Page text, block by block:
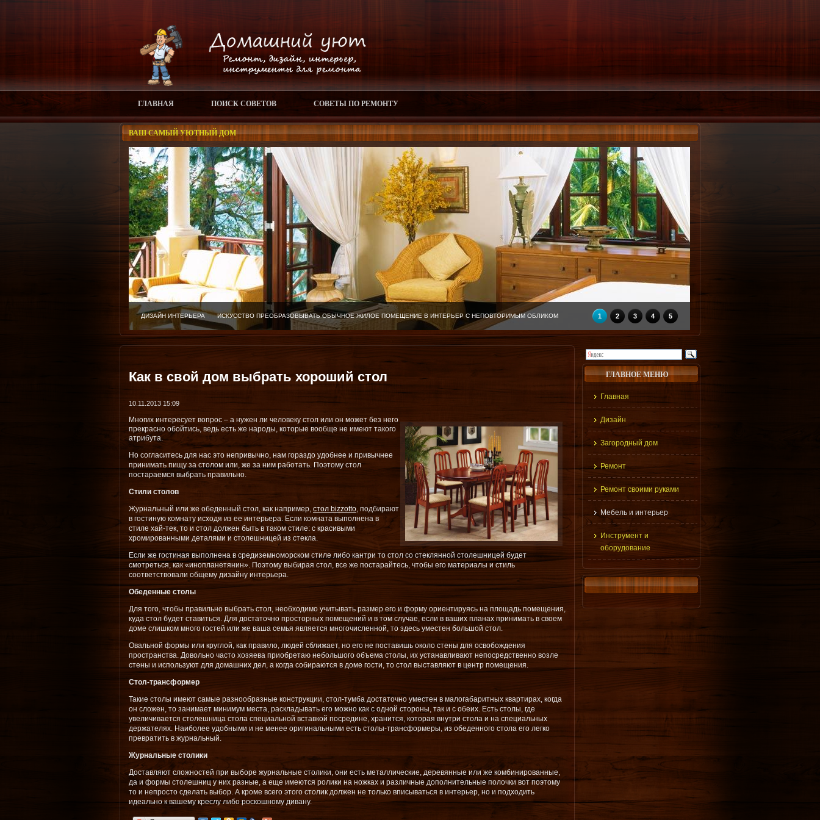
ГЛАВНАЯ ПОИСК СОВЕТОВ СОВЕТЫ ПО РЕМОНТУ
ВАШ САМЫЙ УЮТНЫЙ ДОМ
ДИЗАЙН ИНТЕРЬЕРА ИСКУССТВО ПРЕОБРАЗОВЫВАТЬ ОБЫЧНОЕ ЖИЛОЕ ПОМЕЩЕНИЕ В ИНТЕРЬЕР С НЕПОВТОРИМЫМ ОБЛИКОМ 1 2 3 4 5
Как в свой дом выбрать хороший стол
10.11.2013 15:09
Многих интересует вопрос – а нужен ли человеку стол или он может без него
прекрасно обойтись, ведь есть же народы, которые вообще не имеют такого
атрибута.
Но согласитесь для нас это непривычно, нам гораздо удобнее и привычнее
принимать пищу за столом или, же за ним работать. Поэтому стол
постараемся выбрать правильно.
Стили столов
Журнальный или же обеденный стол, как например, стол bizzotto, подбирают
в гостиную комнату исходя из ее интерьера. Если комната выполнена в
стиле хай-тек, то и стол должен быть в таком стиле: с красивыми
хромированными деталями и столешницей из стекла.
Если же гостиная выполнена в средиземноморском стиле либо кантри то стол со стеклянной столешницей будет
смотреться, как «инопланетянин». Поэтому выбирая стол, все же постарайтесь, чтобы его материалы и стиль
соответствовали общему дизайну интерьера.
Обеденные столы
Для того, чтобы правильно выбрать стол, необходимо учитывать размер его и форму ориентируясь на площадь помещения,
куда стол будет ставиться. Для достаточно просторных помещений и в том случае, если в ваших планах принимать в своем
доме слишком много гостей или же ваша семья является многочисленной, то здесь уместен большой стол.
Овальной формы или круглой, как правило, людей сближает, но его не поставишь около стены для освобождения
пространства. Довольно часто хозяева приобретаю небольшого объема столы, их устанавливают непосредственно возле
стены и используют для домашних дел, а когда собираются в доме гости, то стол выставляют в центр помещения.
Стол-трансформер
Такие столы имеют самые разнообразные конструкции, стол-тумба достаточно уместен в малогабаритных квартирах, когда
он сложен, то занимает минимум места, раскладывать его можно как с одной стороны, так и с обеих. Есть столы, где
увеличивается столешница стола специальной вставкой посредине, хранится, которая внутри стола и на специальных
держателях. Наиболее удобными и не менее оригинальными есть столы-трансформеры, из обеденного стола его легко
превратить в журнальный.
Журнальные столики
Доставляют сложностей при выборе журнальные столики, они есть металлические, деревянные или же комбинированные,
да и формы столешниц у них разные, а еще имеются ролики на ножках и различные дополнительные полочки вот поэтому
то и непросто сделать выбор. А кроме всего этого столик должен не только вписываться в интерьер, но и подходить
идеально к вашему креслу либо роскошному дивану.
ГЛАВНОЕ МЕНЮ
Главная
Дизайн
Загородный дом
Ремонт
Ремонт своими руками
Мебель и интерьер
Инструмент и
оборудование